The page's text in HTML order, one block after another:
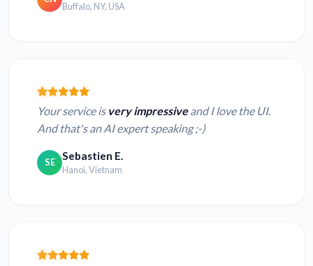
Buffalo, NY, USA
Your service is very impressiveand I love the UI.
And that's an AI expert speaking ;-)
SE Sebastien E.
Hanoi, Vietnam